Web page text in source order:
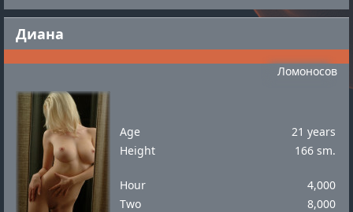
Диана
Ломоносов
Age
21 years
Height
166 sm.
Hour
4,000
Two
8,000